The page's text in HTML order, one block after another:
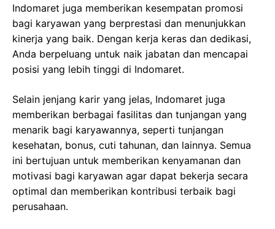
Indomaret juga memberikan kesempatan promosi
bagi karyawan yang berprestasi dan menunjukkan
kinerja yang baik. Dengan kerja keras dan dedikasi,
Anda berpeluang untuk naik jabatan dan mencapai
posisi yang lebih tinggi di Indomaret.
Selain jenjang karir yang jelas, Indomaret juga
memberikan berbagai fasilitas dan tunjangan yang
menarik bagi karyawannya, seperti tunjangan
kesehatan, bonus, cuti tahunan, dan lainnya. Semua
ini bertujuan untuk memberikan kenyamanan dan
motivasi bagi karyawan agar dapat bekerja secara
optimal dan memberikan kontribusi terbaik bagi
perusahaan.